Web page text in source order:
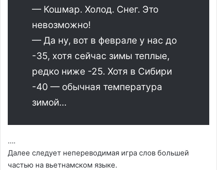
— Кошмар. Холод. Снег. Это
невозможно!
— Да ну, вот в феврале у нас до
-35, хотя сейчас зимы теплые,
редко ниже -25. Хотя в Сибири
-40 — обычная температура
зимой…
….
Далее следует непереводимая игра слов большей
частью на вьетнамском языке.